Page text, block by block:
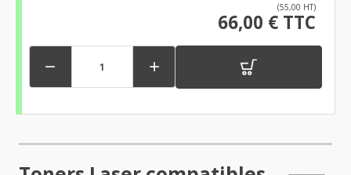
(55,00 HT)
66,00 € TTC
 